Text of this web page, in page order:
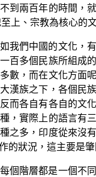
到兩百年的時間
上、宗教為核心的
我們中國的文化，
百多個民族所組
數，而在文化方面
漢族之下，各個民
而各自有各自的文
，實際上的語言
之多，印度從來
狀況，這主要是
個階層都是一個不